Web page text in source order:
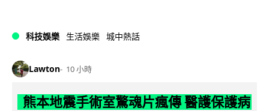
科技娛樂 生活娛樂 城中熱話
Lawton 10 小時
熊本地震手術室驚魂片瘋傳 醫護保護病